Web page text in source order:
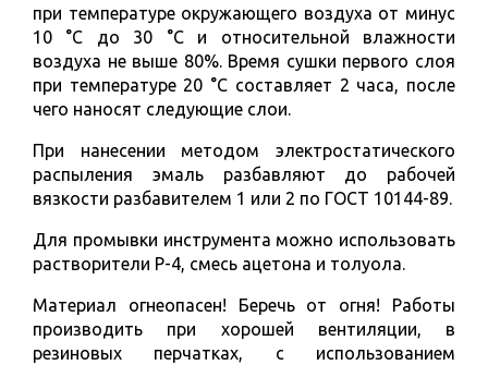
при температуре окружающего воздуха от минус
10 °С до 30 °С и относительной влажности
воздуха не выше 80%. Время сушки первого слоя
при температуре 20 °С составляет 2 часа, после
чего наносят следующие слои.
При нанесении методом электростатического
распыления эмаль разбавляют до рабочей
вязкости разбавителем 1 или 2 по ГОСТ 10144-89.
Для промывки инструмента можно использовать
растворители Р-4, смесь ацетона и толуола.
Материал огнеопасен! Беречь от огня! Работы
производить при хорошей вентиляции, в
резиновых перчатках, с использованием